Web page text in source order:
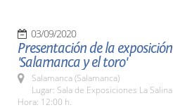
03/09/2020
Presentación de la exposición
'Salamanca y el toro'
Salamanca (Salamanca)
Lugar: Sala de Exposiciones La Salina
Hora: 12:00 h.